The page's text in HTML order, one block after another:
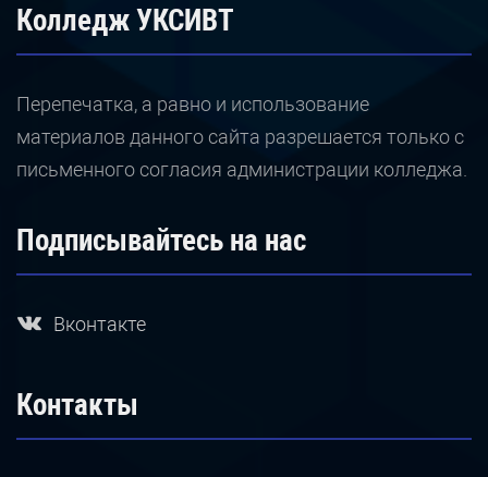
Колледж УКСИВТ
Перепечатка, а равно и использование
материалов данного сайта разрешается только с
письменного согласия администрации колледжа.
Подписывайтесь на нас
Вконтакте
Контакты